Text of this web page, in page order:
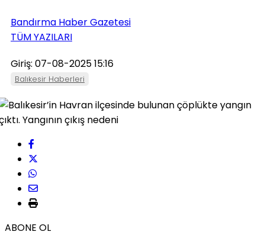
Bandırma Haber Gazetesi
TÜM YAZILARI
Giriş: 07-08-2025 15:16
Balıkesir Haberleri
ABONE OL